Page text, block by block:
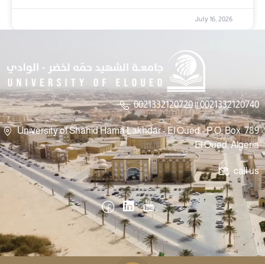
July 16, 2026
0021332120720 || 0021332120740
University of Shahid Hama Lakhdar - El Oued - P.O. Box: 789
El Oued, Algeria
call us